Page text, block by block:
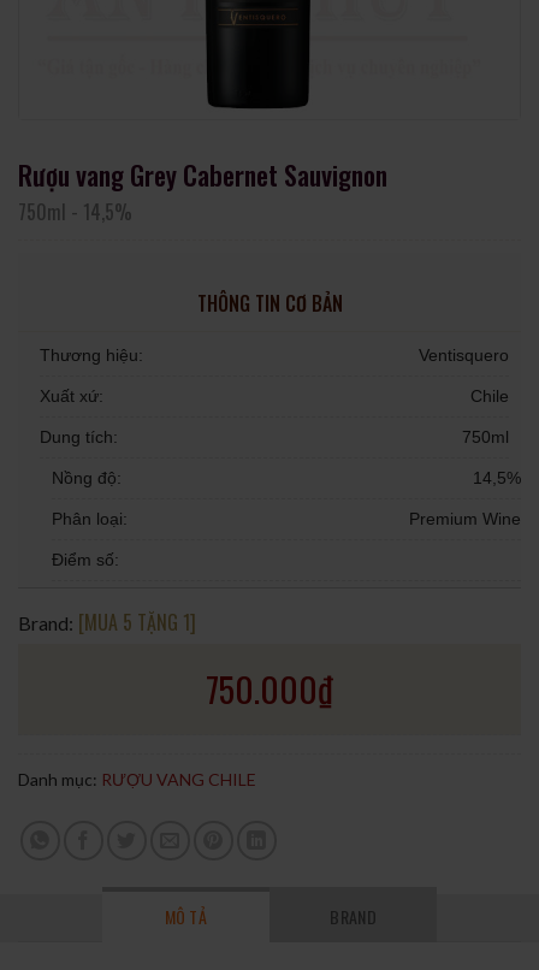
Rượu vang Grey Cabernet Sauvignon
750ml - 14,5%
THÔNG TIN CƠ BẢN
Thương hiệu: Ventisquero
Xuất xứ: Chile
Dung tích: 750ml
Nồng độ: 14,5%
Phân loại: Premium Wine
Điểm số:
Brand: [MUA 5 TẶNG 1]
750.000₫
Danh mục: RƯỢU VANG CHILE
MÔ TẢ BRAND